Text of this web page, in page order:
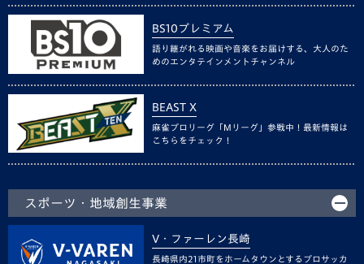
BS10プレミアム
語り継がれる映画や音楽をお届けする、大人のた
めのエンタテインメントチャンネル
BEAST X
麻雀プロリーグ「Mリーグ」参戦中！最新情報は
こちらをチェック！
スポーツ・地域創生事業
V・ファーレン長崎
長崎県内21市町をホームタウンとするプロサッカ